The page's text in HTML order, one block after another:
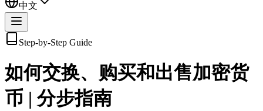
中文
Step-by-Step Guide
如何交换、购买和出售加密货
币 | 分步指南